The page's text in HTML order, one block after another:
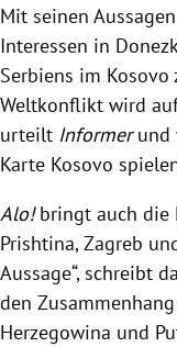
Mit seinen
Interessen in
Serbiens im Kosovo
Weltkonflikt wird
urteilt Informerund
Karte Kosovo
Alo!bringt auch die
Prishtina, Zagreb
Aussage“, schreibt
den
Herzegowina und